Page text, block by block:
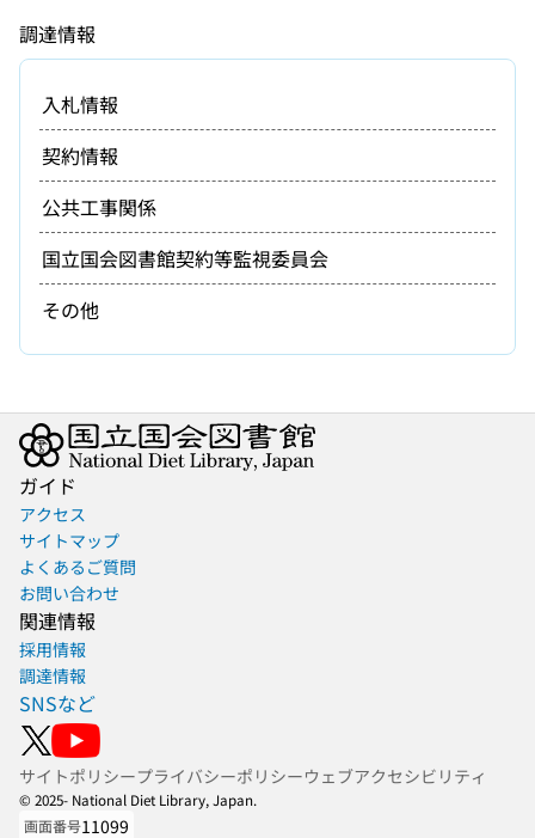
調達情報
入札情報
契約情報
公共工事関係
国立国会図書館契約等監視委員会
その他
ガイド
アクセス
サイトマップ
よくあるご質問
お問い合わせ
関連情報
採用情報
調達情報
SNSなど
サイトポリシープライバシーポリシーウェブアクセシビリティ
© 2025- National Diet Library, Japan.
画面番号11099